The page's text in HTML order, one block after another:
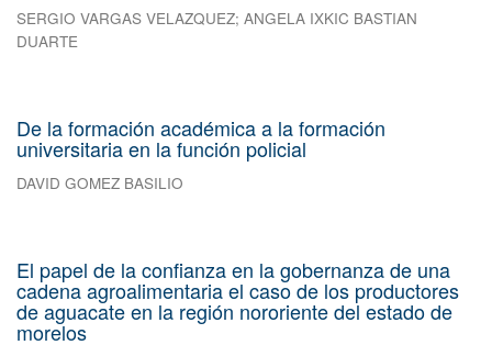
SERGIO VARGAS VELAZQUEZ; ANGELA IXKIC BASTIAN
DUARTE
De la formación académica a la formación
universitaria en la función policial
DAVID GOMEZ BASILIO
El papel de la confianza en la gobernanza de una
cadena agroalimentaria el caso de los productores
de aguacate en la región nororiente del estado de
morelos